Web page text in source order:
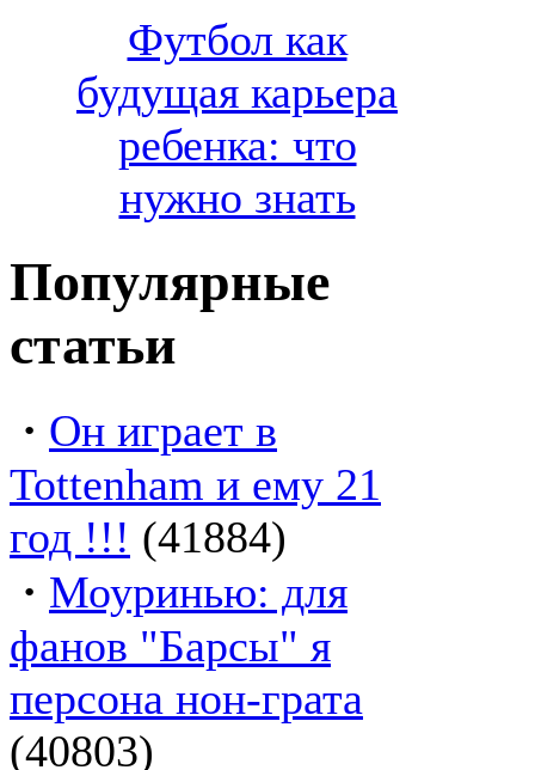
Футбол как
будущая карьера
ребенка: что
нужно знать
Популярные
статьи
· Он играет в
Tottenham и ему 21
год !!! (41884)
· Моуринью: для
фанов "Барсы" я
персона нон-грата
(40803)